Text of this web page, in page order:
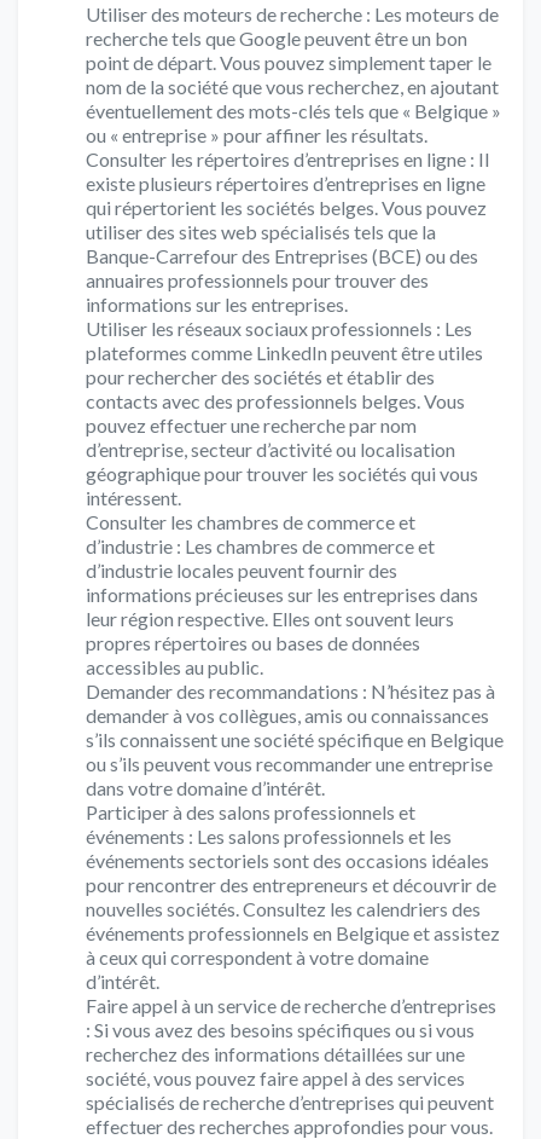
Utiliser des moteurs de recherche : Les moteurs de
recherche tels que Google peuvent être un bon
point de départ. Vous pouvez simplement taper le
nom de la société que vous recherchez, en ajoutant
éventuellement des mots-clés tels que « Belgique »
ou « entreprise » pour affiner les résultats.
Consulter les répertoires d’entreprises en ligne : Il
existe plusieurs répertoires d’entreprises en ligne
qui répertorient les sociétés belges. Vous pouvez
utiliser des sites web spécialisés tels que la
Banque-Carrefour des Entreprises (BCE) ou des
annuaires professionnels pour trouver des
informations sur les entreprises.
Utiliser les réseaux sociaux professionnels : Les
plateformes comme LinkedIn peuvent être utiles
pour rechercher des sociétés et établir des
contacts avec des professionnels belges. Vous
pouvez effectuer une recherche par nom
d’entreprise, secteur d’activité ou localisation
géographique pour trouver les sociétés qui vous
intéressent.
Consulter les chambres de commerce et
d’industrie : Les chambres de commerce et
d’industrie locales peuvent fournir des
informations précieuses sur les entreprises dans
leur région respective. Elles ont souvent leurs
propres répertoires ou bases de données
accessibles au public.
Demander des recommandations : N’hésitez pas à
demander à vos collègues, amis ou connaissances
s’ils connaissent une société spécifique en Belgique
ou s’ils peuvent vous recommander une entreprise
dans votre domaine d’intérêt.
Participer à des salons professionnels et
événements : Les salons professionnels et les
événements sectoriels sont des occasions idéales
pour rencontrer des entrepreneurs et découvrir de
nouvelles sociétés. Consultez les calendriers des
événements professionnels en Belgique et assistez
à ceux qui correspondent à votre domaine
d’intérêt.
Faire appel à un service de recherche d’entreprises
: Si vous avez des besoins spécifiques ou si vous
recherchez des informations détaillées sur une
société, vous pouvez faire appel à des services
spécialisés de recherche d’entreprises qui peuvent
effectuer des recherches approfondies pour vous.